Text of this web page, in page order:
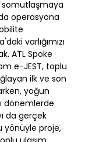
somutlaşmaya
operasyona
varlığımızı
ATL Spoke
e-JEST, toplu
ilk ve son
yoğun
dönemlerde
da gerçek
yönüyle proje,